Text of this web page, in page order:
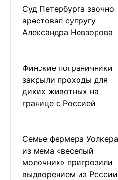
Суд Петербурга заочно
арестовал супругу
Александра Невзорова
Финские пограничники
закрыли проходы для
диких животных на
границе с Россией
Семье фермера Уолкера
из мема «веселый
молочник» пригрозили
выдворением из России